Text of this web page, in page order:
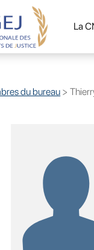
La
du bureau >